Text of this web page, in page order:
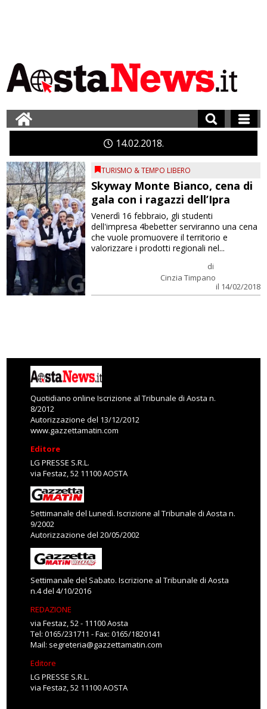
1402 2018
TURISMO & TEMPO LIBERO
Skyway Monte Bianco, cena di
gala con i ragazzi dell’Ipra
di
Cinzia Timpano
il 14/02/2018
Venerdì 16 febbraio, gli studenti
dell'impresa 4bebetter serviranno una cena
che vuole promuovere il territorio e
valorizzare i prodotti regionali nel...
Quotidiano online Iscrizione al Tribunale di Aosta n.
8/2012
Autorizzazione del 13/12/2012
www.gazzettamatin.com
Editore
LG PRESSE S.R.L.
via Festaz, 52 11100 AOSTA
Settimanale del Lunedì. Iscrizione al Tribunale di Aosta n.
9/2002
Autorizzazione del 20/05/2002
Settimanale del Sabato. Iscrizione al Tribunale di Aosta
n.4 del 4/10/2016
REDAZIONE
via Festaz, 52 - 11100 Aosta
Tel: 0165/231711 - Fax: 0165/1820141
Mail: segreteria@gazzettamatin.com
Editore
LG PRESSE S.R.L.
via Festaz, 52 11100 AOSTA